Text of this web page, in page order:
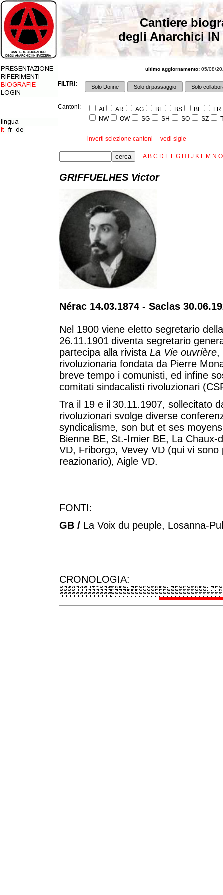
Cantiere
degli Anarchici IN
ultimo aggiornamento: 05/08/
FILTRI: Solo Donne Solo di passaggio Solo
Cantoni: AI AR AG BL BS BE
FR
NW
OW SG SH SO SZ
inverti selezione cantoni vedi sigle
A B C D E F G H J K L M N O
GRIFFUELHES Victor
Nérac 14.03.1874 - Saclas
Nel 1900 viene eletto segretario
26.11.1901 diventa segretario
partecipa alla rivista La Vie ouvrière,
rivoluzionaria fondata da Pierre
breve tempo i comunisti, ed infine
comitati sindacalisti rivoluzionari
Tra il 19 e il 30.11.1907, sollecitato
rivoluzionari svolge diverse
syndicalisme, son but et ses
Bienne BE, St.-Imier BE, La Chaux-
VD, Friborgo, Vevey VD (qui vi
reazionario), Aigle VD.
FONTI:
GB / La Voix du peuple, Losanna-
CRONOLOGIA: